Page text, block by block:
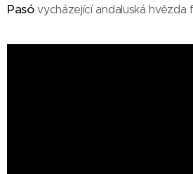
Pasóvycházející andaluská hvězda